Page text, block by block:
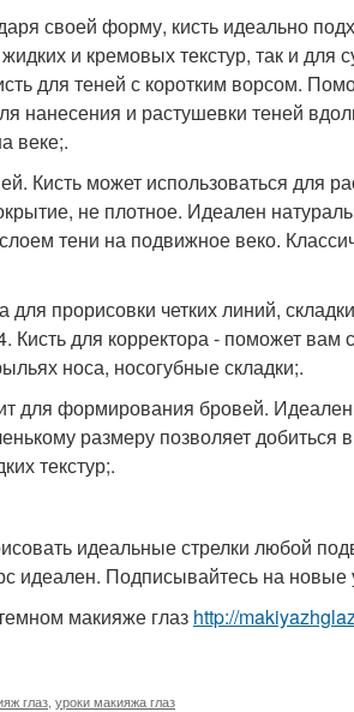
своей форму, кисть идеально
и кремовых текстур, так и для
для теней с коротким ворсом.
нанесения и растушевки теней
веке;.
Кисть может использоваться для
не плотное. Идеален
тени на подвижное веко.
прорисовки четких линий,
для корректора - поможет вам
носа, носогубные складки;.
для формирования бровей. Идеален
размеру позволяет добиться
текстур;.
идеальные стрелки любой
идеален. Подписывайтесь на новые
макияже глаз http://
глаз уроки макияжа глаз